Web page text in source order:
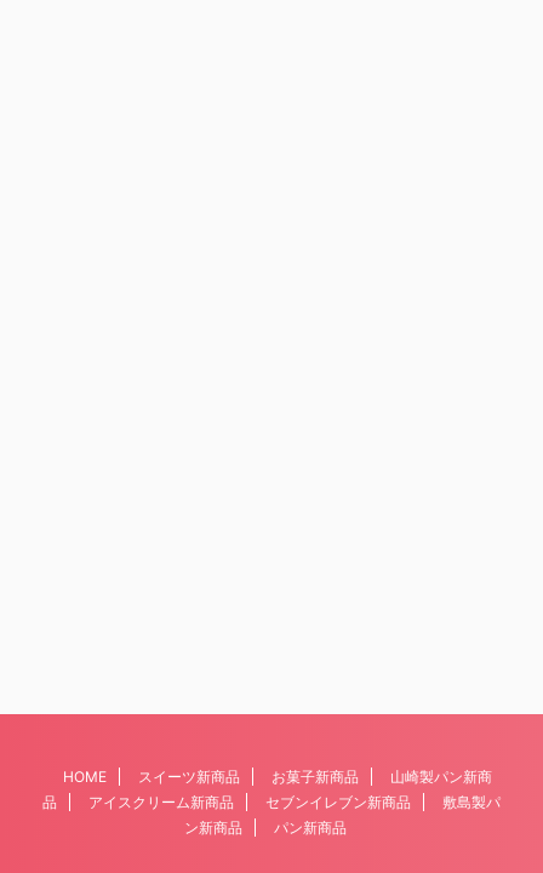
HOME スイーツ新商品 お菓子新商品
山崎製パン新商
品
アイスクリーム新商品 セブンイレブン新商品
敷島製パ
ン新商品
パン新商品